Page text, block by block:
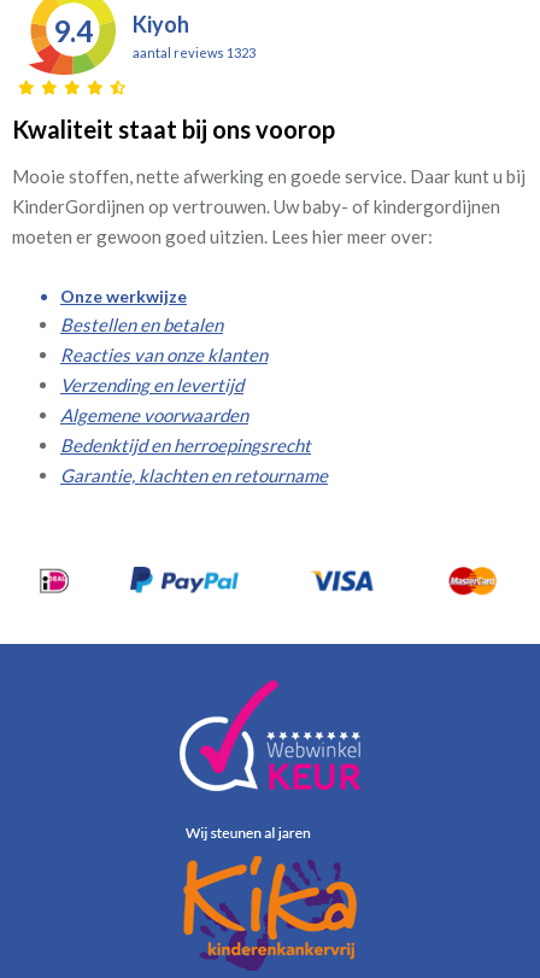
9.4 Kiyoh
aantal reviews 1323
Kwaliteit staat bij ons voorop
Mooie stoffen, nette afwerking en goede service. Daar kunt u bij
KinderGordijnen op vertrouwen. Uw baby- of kindergordijnen
moeten er gewoon goed uitzien. Lees hier meer over:
Onze werkwijze
Bestellen en betalen
Reacties van onze klanten
Verzending en levertijd
Algemene voorwaarden
Bedenktijd en herroepingsrecht
Garantie, klachten en retourname